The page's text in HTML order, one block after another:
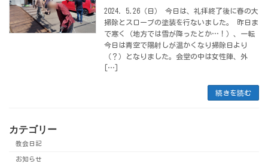
2024. 5.26（日） 今日は、礼拝終了後に春の大
掃除とスロープの塗装を行ないました。 昨日ま
で寒く（地方では雪が降ったとか…！）、一転
今日は青空で陽射しが温かくなり掃除日より
（？）となりました。会堂の中は女性陣、外
[…]
続きを読む
カテゴリー
教会日記
お知らせ